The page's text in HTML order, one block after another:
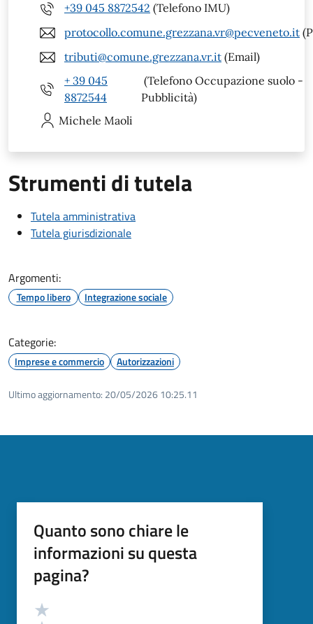
+39 045 8872542 (Telefono IMU)
protocollo.comune.grezzana.vr@pecveneto.it
tributi@comune.grezzana.vr.it (Email)
+ 39 045
8872544
(Telefono Occupazione suolo -
Pubblicità)
Michele Maoli
Strumenti di tutela
Tutela amministrativa
Tutela giurisdizionale
Argomenti:
Tempo libero Integrazione sociale
Categorie:
Imprese e commercio Autorizzazioni
Ultimo aggiornamento: 20/05/2026 10:25.11
Quanto sono chiare le
informazioni su questa
pagina?
Valutazione